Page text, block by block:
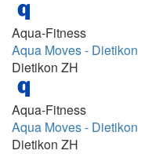
09.15 - 10.00
09.15 - 13.00 Uhr
09.15-09.45
09.30 - 10.15
Aqua-Fitness
Aqua Moves - Dietikon
Dietikon ZH
Aqua-Fitness
Aqua Moves - Dietikon
Dietikon ZH